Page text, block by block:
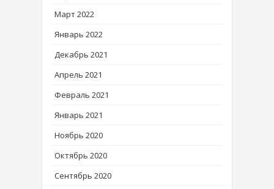
Март 2022
Январь 2022
Декабрь 2021
Апрель 2021
Февраль 2021
Январь 2021
Ноябрь 2020
Октябрь 2020
Сентябрь 2020